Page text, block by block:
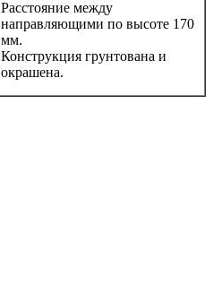
Расстояние между
направляющими по высоте 170
мм.
Конструкция грунтована и
окрашена.